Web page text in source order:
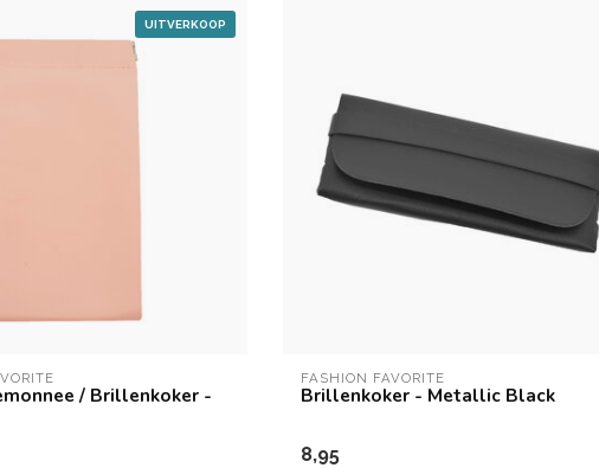
UITVERKOOP
/ Brillenkoker -
FASHION FAVORITE
Brillenkoker - Metallic Black
8,95